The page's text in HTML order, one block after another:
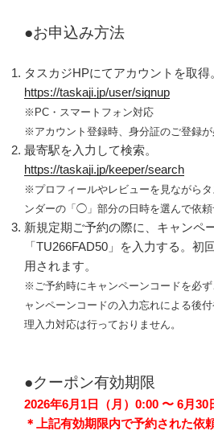
●お申込み方法
タスカジHPにてアカウントを取得
https://taskaji.jp/user/signup
※PC・スマートフォン対応
※アカウント登録時、身分証のご登録が
最寄駅を入力して検索。
https://taskaji.jp/keeper/search
※ プロフィールやレビューを見ながら
ンダーの「◯」部分の日時を選んで依頼
新規定期ご予約の際に、キャンペ
「TU266FAD50」を入力する。初
用されます。
※ご予約時にキャンペーンコードを必
ャンペーンコードの入力忘れによる後
理入力対応は行っておりません。
●クーポン有効期限
2026年6月1日（月）0:00 〜 6月30
＊上記有効期限内で予約された依